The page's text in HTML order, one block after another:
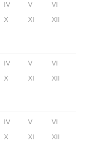
IV V
VI
X XI XII
IV V
VI
X XI XII
IV V
VI
X XI XII